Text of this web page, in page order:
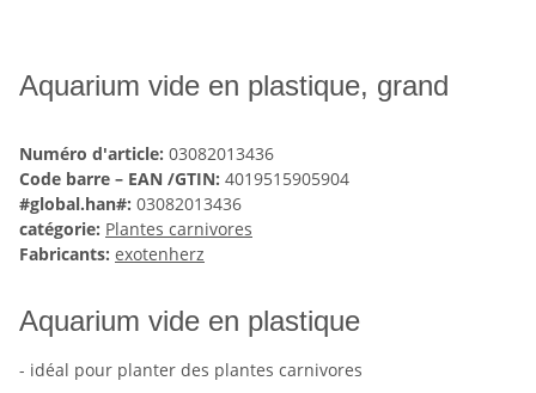
Aquarium vide en plastique, grand
Numéro d'article: 03082013436
Code barre – EAN /GTIN: 4019515905904
#global.han#: 03082013436
catégorie: Plantes carnivores
Fabricants: exotenherz
Aquarium vide en plastique
- idéal pour planter des plantes carnivores